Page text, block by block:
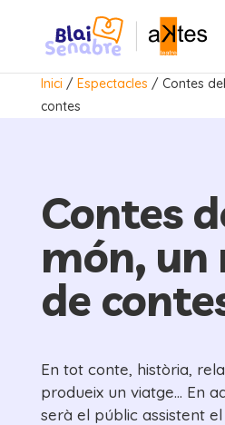
Inici / Espectacles / Contes
contes
Contes
món, un
de
En tot conte, història,
produeix un viatge… En
serà el públic assistent